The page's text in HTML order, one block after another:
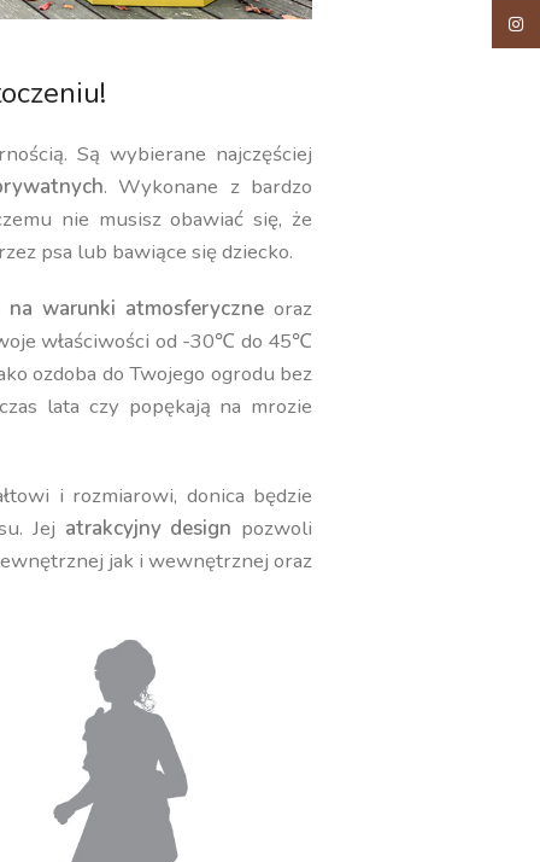
Są wybierane najczęściej
. Wykonane z bardzo
nie musisz obawiać się, że
psa lub bawiące się dziecko.
na warunki atmosferyczne oraz
właściwości od -30℃ do 45℃
ozdoba do Twojego ogrodu bez
lata czy popękają na mrozie
i rozmiarowi, donica będzie
Jej atrakcyjny design pozwoli
jak i wewnętrznej oraz